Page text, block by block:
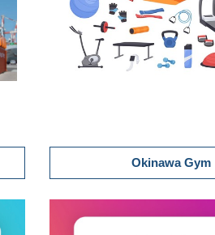
Okinawa Gym